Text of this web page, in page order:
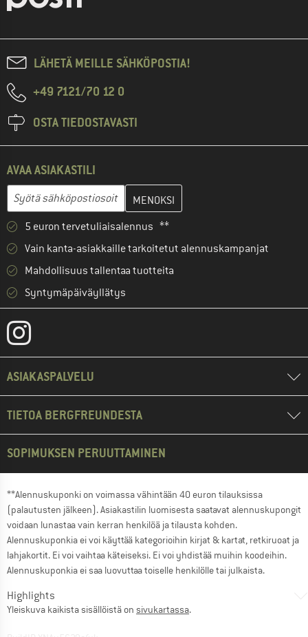
LÄHETÄ MEILLE SÄHKÖPOSTIA!
+49 7121/70 12 0
OSTA TIEDOSTAVASTI
AVAA ASIAKASTILI
Sähköpostiosoite
Anna sähköpostiosoitteesi ja luo seuraavassa vaiheessa
5 euron tervetuliaisalennus **
Vain kanta-asiakkaille tarkoitetut alennuskampanjat
Mahdollisuus tallentaa tuotteita
Syntymäpäiväyllätys
ASIAKASPALVELU
TIETOA BERGFREUNDESTA
SOPIMUKSEN PERUUTTAMINEN
**Alennuskuponki on voimassa vähintään 40 euron tilauksissa
(palautusten jälkeen). Asiakastilin luomisesta saatavat alennuskupongit
voidaan lunastaa vain kerran henkilöä ja tilausta kohden.
Alennuskuponkia ei voi käyttää kategorioihin kirjat & kartat, retkiruoat ja
lahjakortit. Ei voi vaihtaa käteiseksi. Ei voi yhdistää muihin koodeihin.
Alennuskuponkia ei saa luovuttaa toiselle henkilölle tai julkaista.
Highlights
Yleiskuva kaikista sisällöistä on sivukartassa.